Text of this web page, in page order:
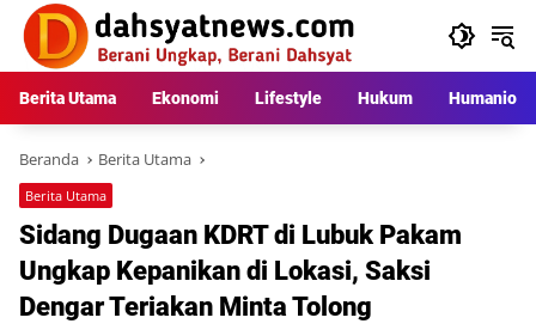
Langsung
konten
Berita Utama Ekonomi Lifestyle Hukum Humaniora
Beranda Berita Utama
Berita Utama
Sidang Dugaan KDRT di Lubuk Pakam
Ungkap Kepanikan di Lokasi, Saksi
Dengar Teriakan Minta Tolong